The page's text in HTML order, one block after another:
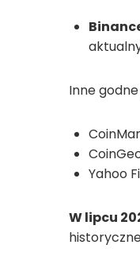
Inne
Yahoo
W lipcu